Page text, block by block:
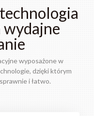
wydajne
wyposażone w
dzięki którym
i łatwo.